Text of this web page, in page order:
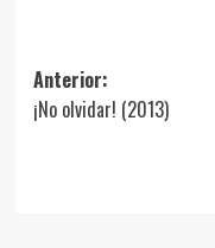
Navegación
de
Anterior:
¡No olvidar! (2013)